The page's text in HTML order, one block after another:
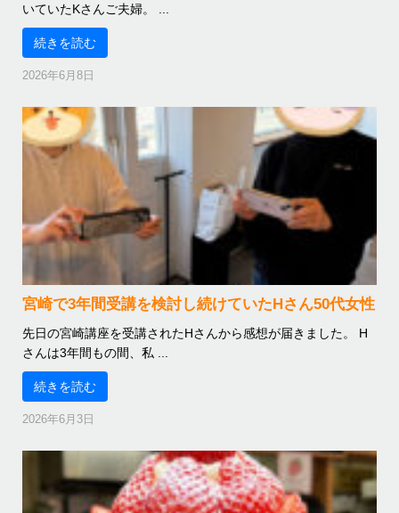
いていたKさんご夫婦。 ...
続きを読む
2026年6月8日
宮崎で3年間受講を検討し続けていたHさん50代女性
先日の宮崎講座を受講されたHさんから感想が届きました。 H
さんは3年間もの間、私 ...
続きを読む
2026年6月3日